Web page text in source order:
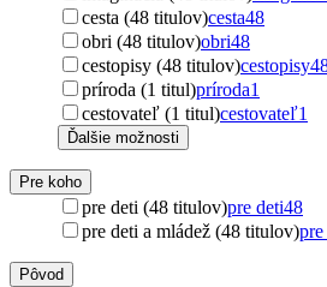
cesta (48 titulov)cesta48
obri (48 titulov)obri48
cestopisy (48 titulov)cestopisy
príroda (1 titul)príroda1
cestovateľ (1 titul)cestovateľ1
Ďalšie možnosti
Pre koho
pre deti (48 titulov)pre deti48
pre deti a mládež (48 titulov)
Pôvod